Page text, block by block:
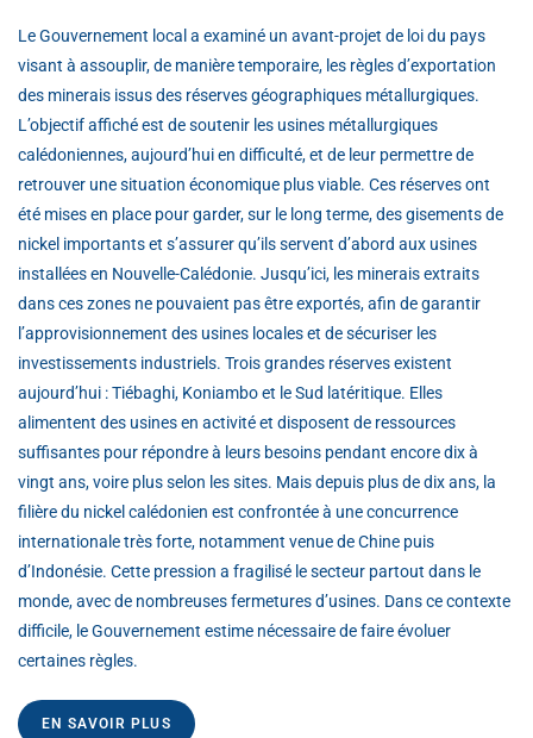
Le Gouvernement local a examiné un avant-projet de loi du pays
visant à assouplir, de manière temporaire, les règles d’exportation
des minerais issus des réserves géographiques métallurgiques.
L’objectif affiché est de soutenir les usines métallurgiques
calédoniennes, aujourd’hui en difficulté, et de leur permettre de
retrouver une situation économique plus viable. Ces réserves ont
été mises en place pour garder, sur le long terme, des gisements de
nickel importants et s’assurer qu’ils servent d’abord aux usines
installées en Nouvelle-Calédonie. Jusqu’ici, les minerais extraits
dans ces zones ne pouvaient pas être exportés, afin de garantir
l’approvisionnement des usines locales et de sécuriser les
investissements industriels. Trois grandes réserves existent
aujourd’hui : Tiébaghi, Koniambo et le Sud latéritique. Elles
alimentent des usines en activité et disposent de ressources
suffisantes pour répondre à leurs besoins pendant encore dix à
vingt ans, voire plus selon les sites. Mais depuis plus de dix ans, la
filière du nickel calédonien est confrontée à une concurrence
internationale très forte, notamment venue de Chine puis
d’Indonésie. Cette pression a fragilisé le secteur partout dans le
monde, avec de nombreuses fermetures d’usines. Dans ce contexte
difficile, le Gouvernement estime nécessaire de faire évoluer
certaines règles.
EN SAVOIR PLUS